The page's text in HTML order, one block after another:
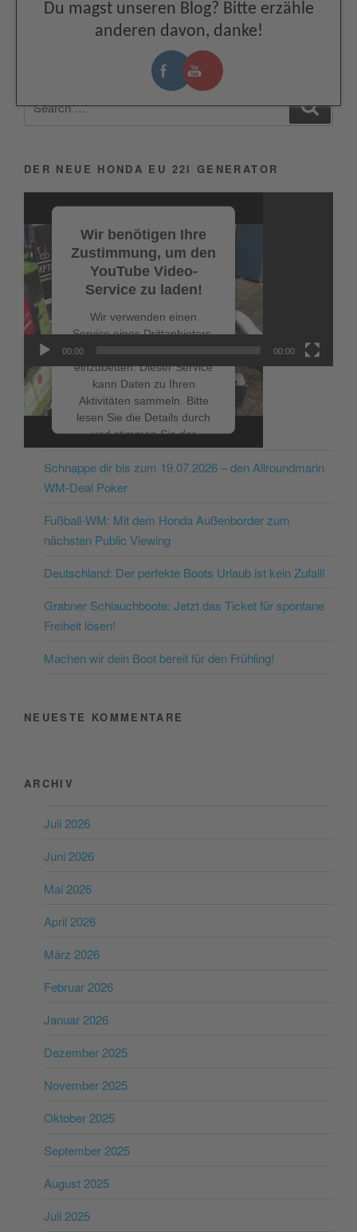
Seitennummerierung
Previous Page Next
for:
Search
DER NEUE HONDA EU 22I GENERATOR
Wir benötigen Ihre
Zustimmung, um den
YouTube Video-
Service zu laden!
Wir verwenden einen
Service eines Drittanbieters,
einzubetten. Dieser Service
kann Daten zu Ihren
Aktivitäten sammeln. Bitte
lesen Sie die Details durch
und stimmen Sie der
Nutzung des Service zu, um
dieses Video anzusehen.
Mehr Informationen
powered by
Consent Management
00:00 00:00
NEUESTE BEITRÄGE
Schnappe dir bis zum 19.07.2026 – den Allroundmarin
WM-Deal Poker
Fußball-WM: Mit dem Honda Außenborder zum
nächsten Public Viewing
Deutschland: Der perfekte Boots Urlaub ist kein Zufall!
Grabner Schlauchboote: Jetzt das Ticket für spontane
Freiheit lösen!
Machen wir dein Boot bereit für den Frühling!
NEUESTE KOMMENTARE
ARCHIV
Juli 2026
Juni 2026
Mai 2026
April 2026
März 2026
Februar 2026
Januar 2026
Dezember 2025
November 2025
Oktober 2025
September 2025
August 2025
Juli 2025
Du magst unseren Blog? Bitte erzähle
anderen davon, danke!